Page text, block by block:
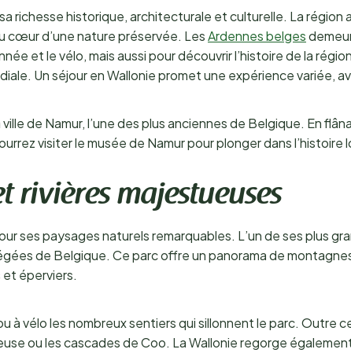
richesse historique, architecturale et culturelle. La région
d’une nature préservée. LesArdennes belges
et le vélo, mais aussi pour découvrir l’histoire de la
Un séjour en Wallonie promet une expérience variée,
de Namur, l’une des plus anciennes de Belgique. En
visiter le musée de Namur pour plonger dans l’histoire
rivières majestueuses
ses paysages naturels remarquables. L’un de ses plus
de Belgique. Ce parc offre un panorama de
éperviers.
à vélo les nombreux sentiers qui sillonnent le parc. Outre
ou les cascades de Coo. La Wallonie regorge